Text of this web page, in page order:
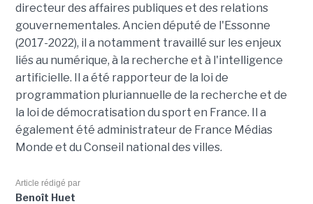
directeur des affaires publiques et des relations
gouvernementales. Ancien député de l'Essonne
(2017-2022), il a notamment travaillé sur les enjeux
liés au numérique, à la recherche et à l'intelligence
artificielle. Il a été rapporteur de la loi de
programmation pluriannuelle de la recherche et de
la loi de démocratisation du sport en France. Il a
également été administrateur de France Médias
Monde et du Conseil national des villes.
Article rédigé par
Benoît Huet